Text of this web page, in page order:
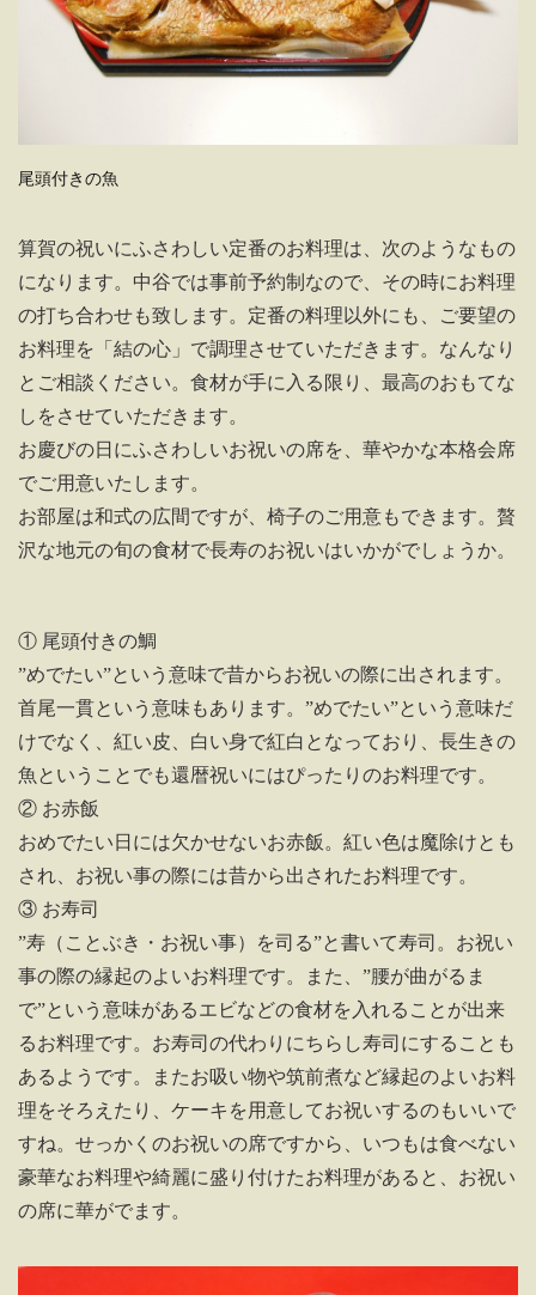
尾頭付きの魚
算賀の祝いにふさわしい定番のお料理は、次のようなもの
になります。中谷では事前予約制なので、その時にお料理
の打ち合わせも致します。定番の料理以外にも、ご要望の
お料理を「結の心」で調理させていただきます。なんなり
とご相談ください。食材が手に入る限り、最高のおもてな
しをさせていただきます。
お慶びの日にふさわしいお祝いの席を、華やかな本格会席
でご用意いたします。
お部屋は和式の広間ですが、椅子のご用意もできます。贅
沢な地元の旬の食材で長寿のお祝いはいかがでしょうか。
① 尾頭付きの鯛
”めでたい”という意味で昔からお祝いの際に出されます。
首尾一貫という意味もあります。”めでたい”という意味だ
けでなく、紅い皮、白い身で紅白となっており、長生きの
魚ということでも還暦祝いにはぴったりのお料理です。
② お赤飯
おめでたい日には欠かせないお赤飯。紅い色は魔除けとも
され、お祝い事の際には昔から出されたお料理です。
③ お寿司
”寿（ことぶき・お祝い事）を司る”と書いて寿司。お祝い
事の際の縁起のよいお料理です。また、”腰が曲がるま
で”という意味があるエビなどの食材を入れることが出来
るお料理です。お寿司の代わりにちらし寿司にすることも
あるようです。またお吸い物や筑前煮など縁起のよいお料
理をそろえたり、ケーキを用意してお祝いするのもいいで
すね。せっかくのお祝いの席ですから、いつもは食べない
豪華なお料理や綺麗に盛り付けたお料理があると、お祝い
の席に華がでます。